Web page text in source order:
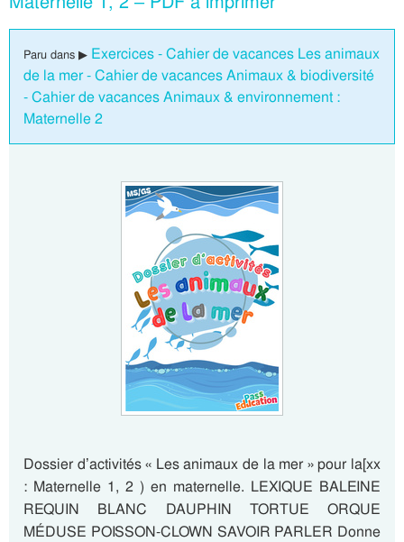
Paru dans ▶ Exercices - Cahier de vacances Les animaux
de la mer - Cahier de vacances Animaux & biodiversité
- Cahier de vacances Animaux & environnement :
Maternelle 2
Dossier d’activités « Les animaux de la mer » pour la[xx
: Maternelle 1, 2 ) en maternelle. LEXIQUE BALEINE
REQUIN BLANC DAUPHIN TORTUE ORQUE
MÉDUSE POISSON-CLOWN SAVOIR PARLER Donne